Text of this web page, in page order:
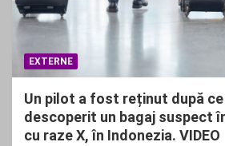
EXTERNE
Un pilot a fost reținut după ce
descoperit un bagaj suspect
cu raze X, în Indonezia. VIDEO